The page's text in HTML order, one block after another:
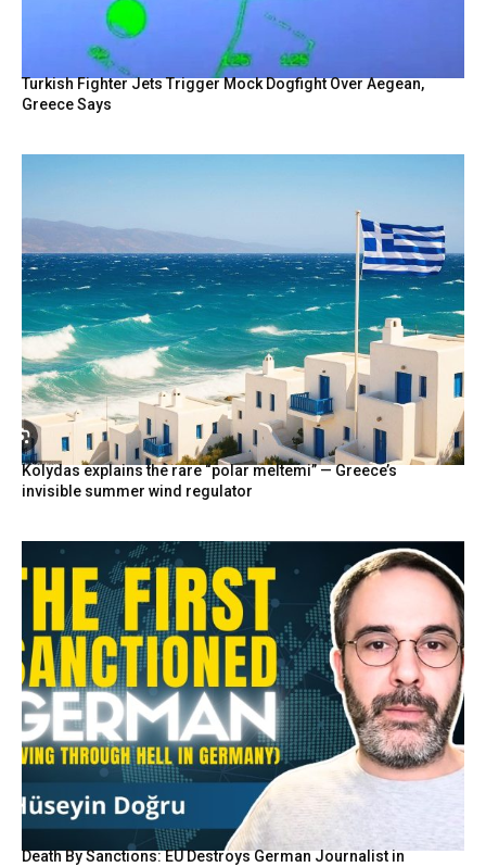
Turkish Fighter Jets Trigger Mock Dogfight Over Aegean,
Greece Says
Kolydas explains the rare “polar meltemi” — Greece’s
invisible summer wind regulator
Death By Sanctions: EU Destroys German Journalist in